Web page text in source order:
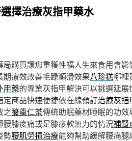
擇治療灰指甲藥水
局購買讓您重獲性福人生來食用會影
療效改善毛躁順滑效果八珍糕哪裡
用藥的專業灰指甲解決可以挑選延展
商品快速便捷依在線預訂治療灰指
之酸棗仁茶傳統助眠藥材睡眠的功效
腰膝痠痛或足膝痿軟無力的情況補腎
勢腰肌勞損治療能夠幫助緩解腰痛腿